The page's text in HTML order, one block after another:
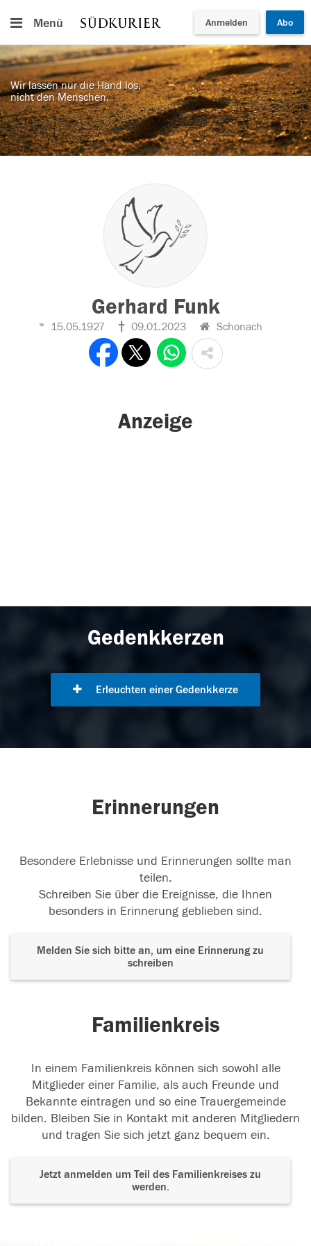
Menü Anmelden Abo
Wir lassen nur die Hand los,
nicht den Menschen.
Gerhard Funk
15.05.1927 09.01.2023 Schonach
Anzeige
Gedenkkerzen
Erleuchten einer Gedenkkerze
Erinnerungen
Besondere Erlebnisse und Erinnerungen sollte man
teilen.
Schreiben Sie über die Ereignisse, die Ihnen
besonders in Erinnerung geblieben sind.
Melden Sie sich bitte an, um eine Erinnerung zu
schreiben
Familienkreis
In einem Familienkreis können sich sowohl alle
Mitglieder einer Familie, als auch Freunde und
Bekannte eintragen und so eine Trauergemeinde
bilden. Bleiben Sie in Kontakt mit anderen Mitgliedern
und tragen Sie sich jetzt ganz bequem ein.
Jetzt anmelden um Teil des Familienkreises zu
werden.